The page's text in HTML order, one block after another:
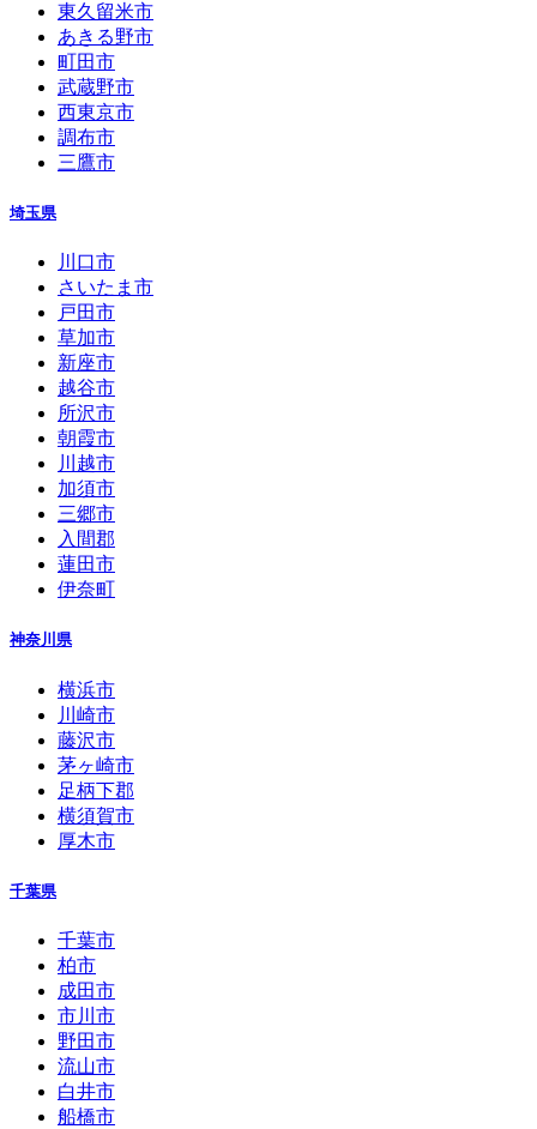
東久留米市
あきる野市
町田市
武蔵野市
西東京市
調布市
三鷹市
埼玉県
川口市
さいたま市
戸田市
草加市
新座市
越谷市
所沢市
朝霞市
川越市
加須市
三郷市
入間郡
蓮田市
伊奈町
神奈川県
横浜市
川崎市
藤沢市
茅ヶ崎市
足柄下郡
横須賀市
厚木市
千葉県
千葉市
柏市
成田市
市川市
野田市
流山市
白井市
船橋市